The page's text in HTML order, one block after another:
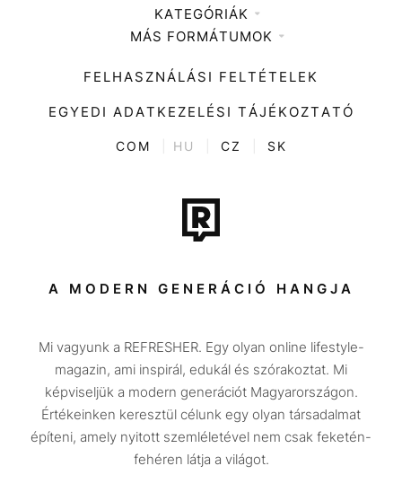
Médiaajánlat
KATEGÓRIÁK
Zene
Divat
Kultúra
ENTR
Tech-Tudomány
Sport
Társadalom
Utazás
Életmód
Design
Beszélgetések
MÁS FORMÁTUMOK
FELHASZNÁLÁSI FELTÉTELEK
EGYEDI ADATKEZELÉSI TÁJÉKOZTATÓ
COM HU CZ SK
A MODERN GENERÁCIÓ HANGJA
Mi vagyunk a REFRESHER. Egy olyan online lifestyle-
magazin, ami inspirál, edukál és szórakoztat. Mi
képviseljük a modern generációt Magyarországon.
Értékeinken keresztül célunk egy olyan társadalmat
építeni, amely nyitott szemléletével nem csak feketén-
fehéren látja a világot.